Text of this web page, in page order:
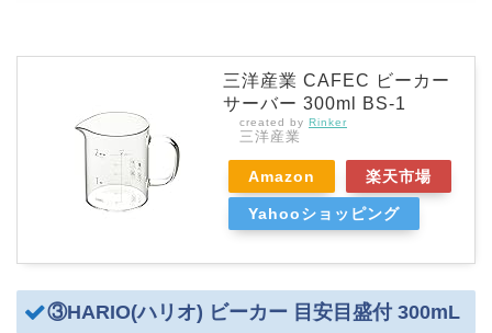
三洋産業 CAFEC ビーカー
サーバー 300ml BS-1
created by Rinker
三洋産業
Amazon 楽天市場
Yahooショッピング
③HARIO(ハリオ) ビーカー 目安目盛付 300mL